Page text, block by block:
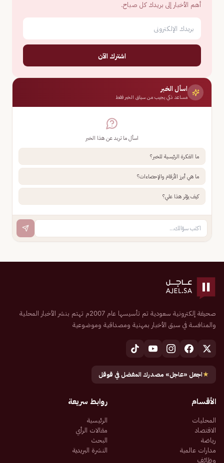
أهم الأخبار إلى بريدك كل صباح.
اشترك الآن
اسأل الخبر
مساعد ذكي يجيب من سياق الخبر فقط
اسأل ما تريد عن هذا الخبر
ما الفكرة الرئيسية للخبر؟
ما هي أبرز الأرقام والإحصاءات؟
كيف يؤثر هذا علي؟
صحيفة إلكترونية سعودية تم تأسيسها عام 2007م تهتم بنشر الأخبار المحلية
والمنافسة في سبق الأخبار بمهنية ومصداقية وموضوعية
★اجعل «عاجل» مصدرك المفضل في قوقل
الأقسام
المحليات
الاقتصاد
رياضة
مدارات عالمية
وظائف
روابط سريعة
الرئيسية
مقالات الرأي
البحث
النشرة البريدية